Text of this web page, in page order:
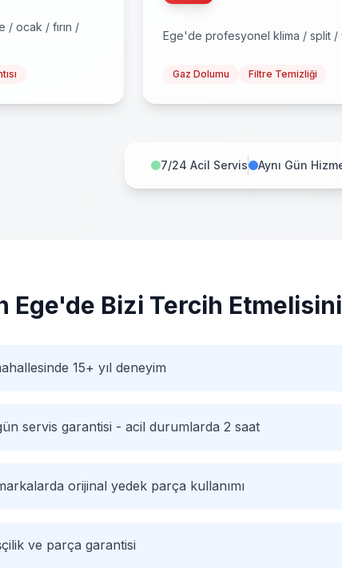
/ ocak / fırın /
Ege'de profesyonel klima / split /
Gaz Dolumu Filtre Temizliği
7/24 Acil Servis Aynı Gün
Ege'de Bizi Tercih
15+ yıl deneyim
servis garantisi - acil durumlarda 2 saat
orijinal yedek parça kullanımı
ve parça garantisi